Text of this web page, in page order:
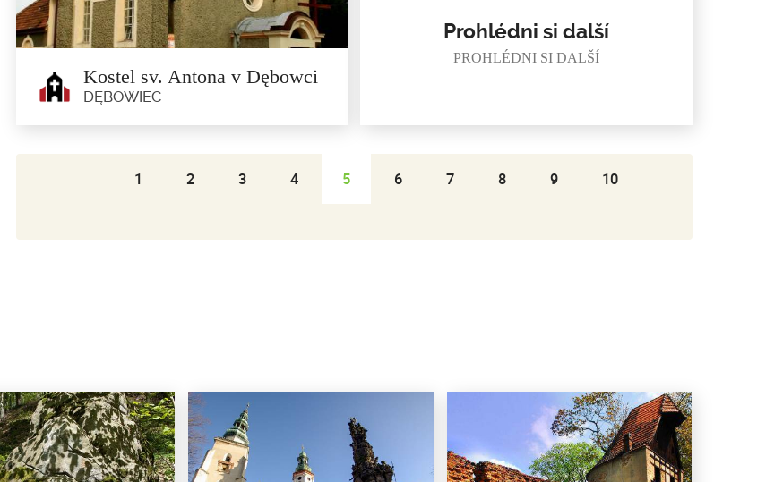
(nyní...
Kostel sv. Antona v Dębowci
DĘBOWIEC
Prohlédni si další
PROHLÉDNI SI DALŠÍ
1 2 3 4 5 6 7 8 9 10